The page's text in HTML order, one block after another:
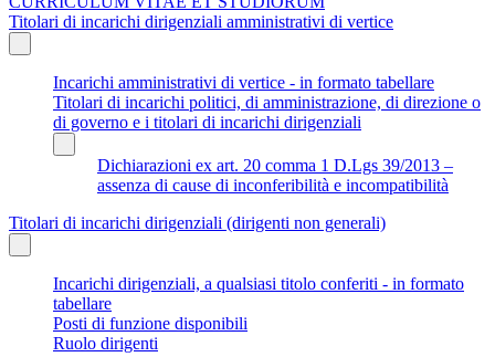
Titolari di incarichi dirigenziali amministrativi di vertice
Incarichi amministrativi di vertice - in formato tabellare
Titolari di incarichi politici, di amministrazione, di direzione o
di governo e i titolari di incarichi dirigenziali
Dichiarazioni ex art. 20 comma 1 D.Lgs 39/2013 –
assenza di cause di inconferibilità e incompatibilità
Titolari di incarichi dirigenziali (dirigenti non generali)
Incarichi dirigenziali, a qualsiasi titolo conferiti - in formato
tabellare
Posti di funzione disponibili
Ruolo dirigenti